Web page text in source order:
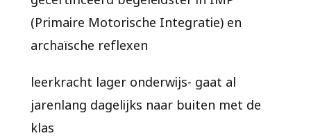
(Primaire Motorische Integratie) en
archaïsche reflexen
leerkracht lager onderwijs- gaat al
jarenlang dagelijks naar buiten met de
klas